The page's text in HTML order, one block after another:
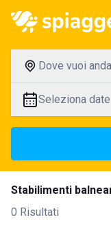
Dove vuoi
Seleziona date
Stabilimenti
0 Risultati